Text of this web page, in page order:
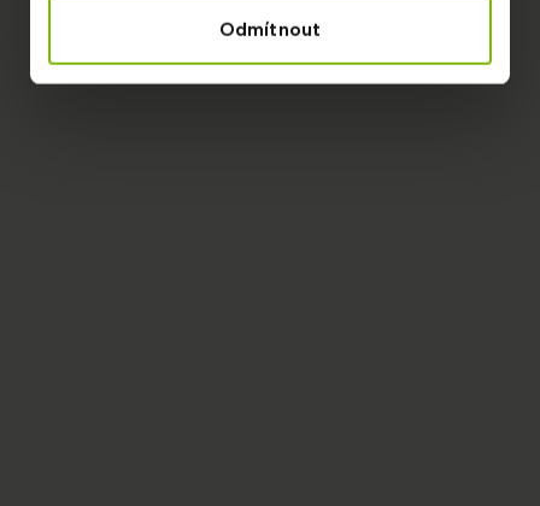
Odmítnout